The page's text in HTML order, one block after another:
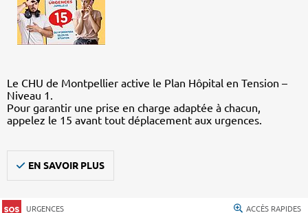
Le CHU de Montpellier active le Plan Hôpital en Tension –
Niveau 1.
Pour garantir une prise en charge adaptée à chacun,
appelez le 15 avant tout déplacement aux urgences.
EN SAVOIR PLUS
URGENCES ACCÈS RAPIDES